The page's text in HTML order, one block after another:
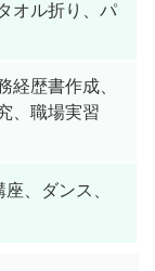
オル折り、パ
歴書作成、
、職場実習
、ダンス、